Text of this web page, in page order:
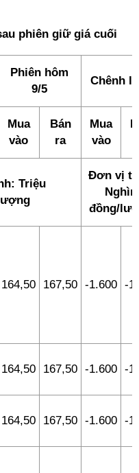
phiên giữ giá cuối
Phiên hôm
9/5
Chênh
Mua
vào
Bán
ra
Mua
vào
Triệu
Đơn vị
Nghìn
đồng/
164,50 167,50 -1.600 -
164,50 167,50 -1.600 -
164,50 167,50 -1.600 -